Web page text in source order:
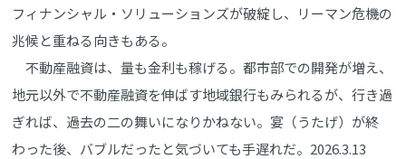
フィナンシャル・ソリューションズが破綻し、リーマン危機の
兆候と重ねる向きもある。
不動産融資は、量も金利も稼げる。都市部での開発が増え、
地元以外で不動産融資を伸ばす地域銀行もみられるが、行き過
ぎれば、過去の二の舞いになりかねない。宴（うたげ）が終
わった後、バブルだったと気づいても手遅れだ。2026.3.13